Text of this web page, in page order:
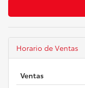
Horario de Ventas
Ventas